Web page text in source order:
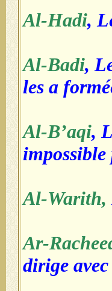
Al-Hadi,
Al-Badi,
les a
Al-B’aqi,
Al-Warith,
Ar-
dirige avec